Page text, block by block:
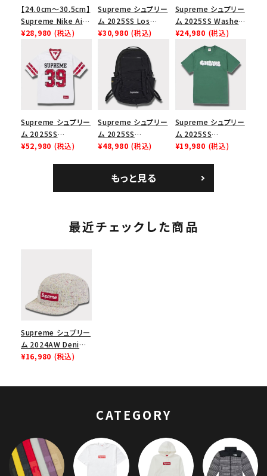
【24.0cm～30.5cm】
Supreme Nike Air
Force 1 Low シュプ
ース１スニーカー シ
ューズ ホワイト
¥28,980 (税込)
Supreme シュプリー
ム 2025SS Los
Angeles Fire Relief
Box Logo Tee ファ
イヤーリリーフボック
スロゴTシャツ ホワ
イト 白
¥30,980 (税込)
Supreme シュプリー
ム 2025SS Washed
Chino Twill Camp
Cap ウォッシュチノツ
イルキャンプキャップ
ブラック 黒
¥24,980 (税込)
Supreme シュプリー
ム 2025SS
Bandana Football
¥52,980 (税込)
Supreme シュプリー
ム 2025SS
Backpack バックパッ
¥48,980 (税込)
Supreme シュプリー
ム 2025SS
Homerun Tee ホー
¥19,980 (税込)
もっと見る
最近チェックした商品
Supreme シュプリー
ム 2024AW Denim
Boucle Camp Cap
¥16,980 (税込)
CATEGORY